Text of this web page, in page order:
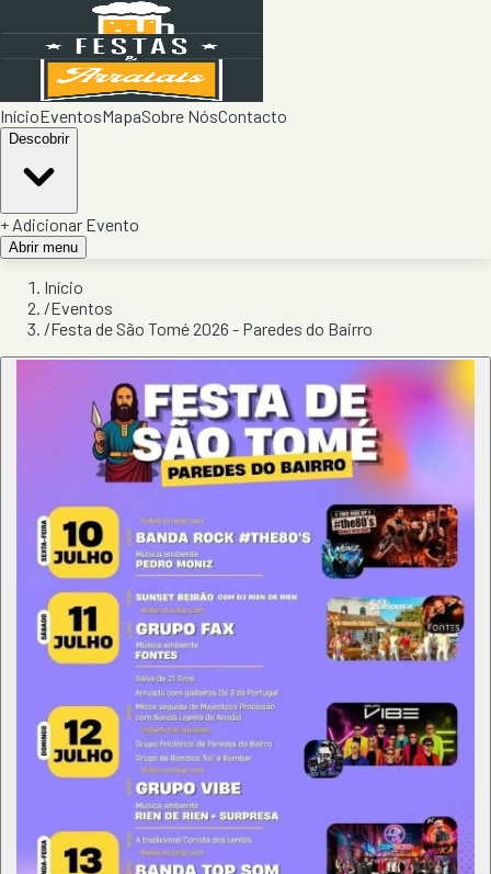
InícioEventosMapaSobre NósContacto
Descobrir
+ Adicionar Evento
Abrir menu
Início
/Eventos
/Festa de São Tomé 2026 - Paredes do Bairro